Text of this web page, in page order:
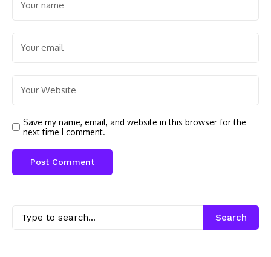
Save my name, email, and website in this browser for the
next time I comment.
Search